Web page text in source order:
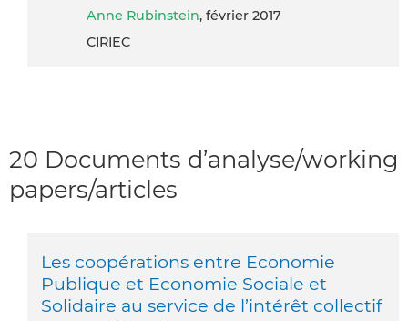
Anne Rubinstein, février 2017
CIRIEC
20 Documents d’analyse/working
papers/articles
Les coopérations entre Economie
Publique et Economie Sociale et
Solidaire au service de l’intérêt collectif